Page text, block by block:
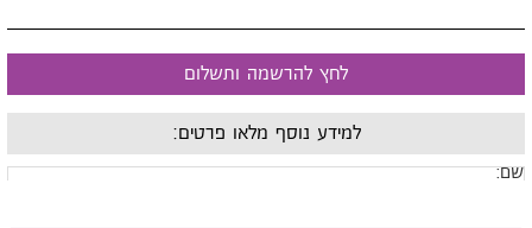
לחץ להרשמה ותשלום
למידע נוסף מלאו פרטים: